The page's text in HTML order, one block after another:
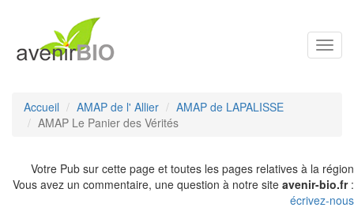
Accueil AMAP de l' Allier
AMAP de LAPALISSE
AMAP Le Panier des Vérités
Votre Pub sur cette page et toutes les pages relatives à la région
Vous avez un commentaire, une question à notre site avenir-bio.fr:
écrivez-nous